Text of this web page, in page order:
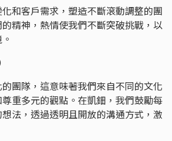
和客戶需求，塑造不斷滾動調整的團
精神，熱情使我們不斷突破挑戰，以
。
團隊，這意味著我們來自不同的文化
重多元的觀點。在凱鈿，我們鼓勵每
法，透過透明且開放的溝通方式，激